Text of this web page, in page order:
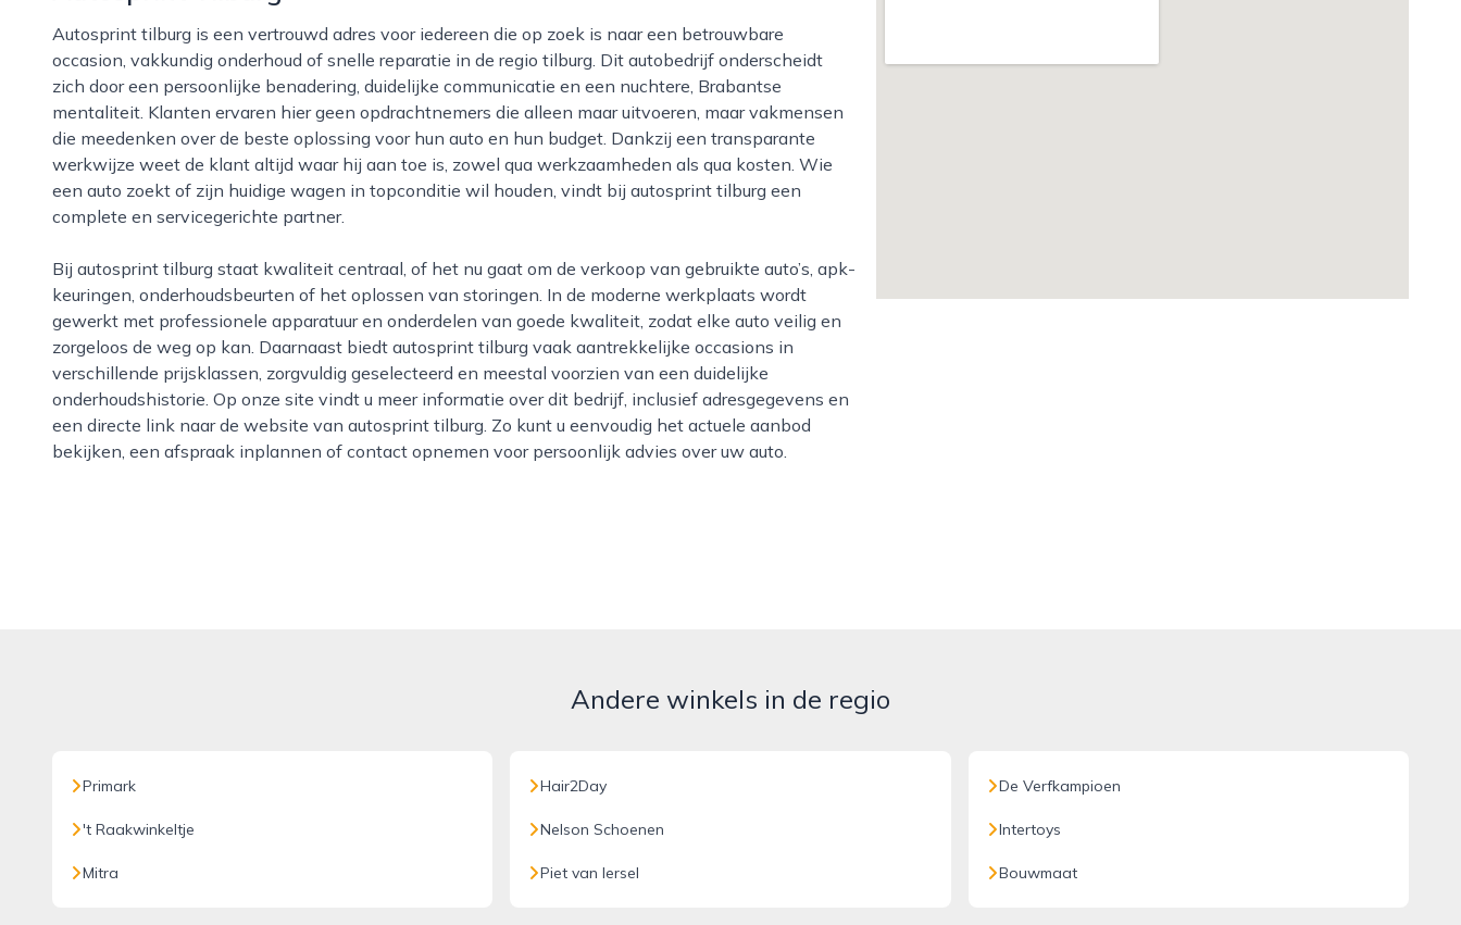
Autosprint tilburg is een vertrouwd adres voor iedereen die op zoek is naar een betrouwbare
occasion, vakkundig onderhoud of snelle reparatie in de regio tilburg. Dit autobedrijf onderscheidt
zich door een persoonlijke benadering, duidelijke communicatie en een nuchtere, Brabantse
mentaliteit. Klanten ervaren hier geen opdrachtnemers die alleen maar uitvoeren, maar vakmensen
die meedenken over de beste oplossing voor hun auto en hun budget. Dankzij een transparante
werkwijze weet de klant altijd waar hij aan toe is, zowel qua werkzaamheden als qua kosten. Wie
een auto zoekt of zijn huidige wagen in topconditie wil houden, vindt bij autosprint tilburg een
complete en servicegerichte partner.
Bij autosprint tilburg staat kwaliteit centraal, of het nu gaat om de verkoop van gebruikte auto’s, apk-
keuringen, onderhoudsbeurten of het oplossen van storingen. In de moderne werkplaats wordt
gewerkt met professionele apparatuur en onderdelen van goede kwaliteit, zodat elke auto veilig en
zorgeloos de weg op kan. Daarnaast biedt autosprint tilburg vaak aantrekkelijke occasions in
verschillende prijsklassen, zorgvuldig geselecteerd en meestal voorzien van een duidelijke
onderhoudshistorie. Op onze site vindt u meer informatie over dit bedrijf, inclusief adresgegevens en
een directe link naar de website van autosprint tilburg. Zo kunt u eenvoudig het actuele aanbod
bekijken, een afspraak inplannen of contact opnemen voor persoonlijk advies over uw auto.
Andere winkels in de regio
Primark
't Raakwinkeltje
Mitra
Hair2Day
Nelson Schoenen
Piet van Iersel
De Verfkampioen
Intertoys
Bouwmaat